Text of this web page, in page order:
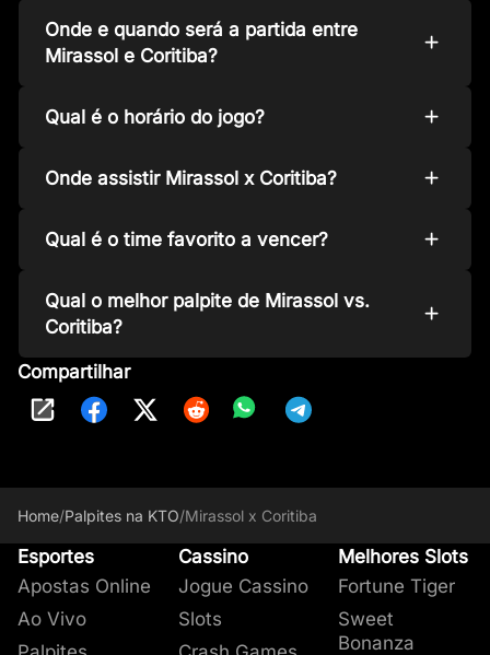
Onde e quando será a partida entre
Mirassol e Coritiba?
Qual é o horário do jogo?
Onde assistir Mirassol x Coritiba?
Qual é o time favorito a vencer?
Qual o melhor palpite de Mirassol vs.
Coritiba?
Compartilhar
Home/Palpites na KTO/Mirassol x Coritiba
Esportes
Apostas Online
Ao Vivo
Cassino
Jogue Cassino
Slots
Melhores Slots
Fortune Tiger
Sweet
Bonanza